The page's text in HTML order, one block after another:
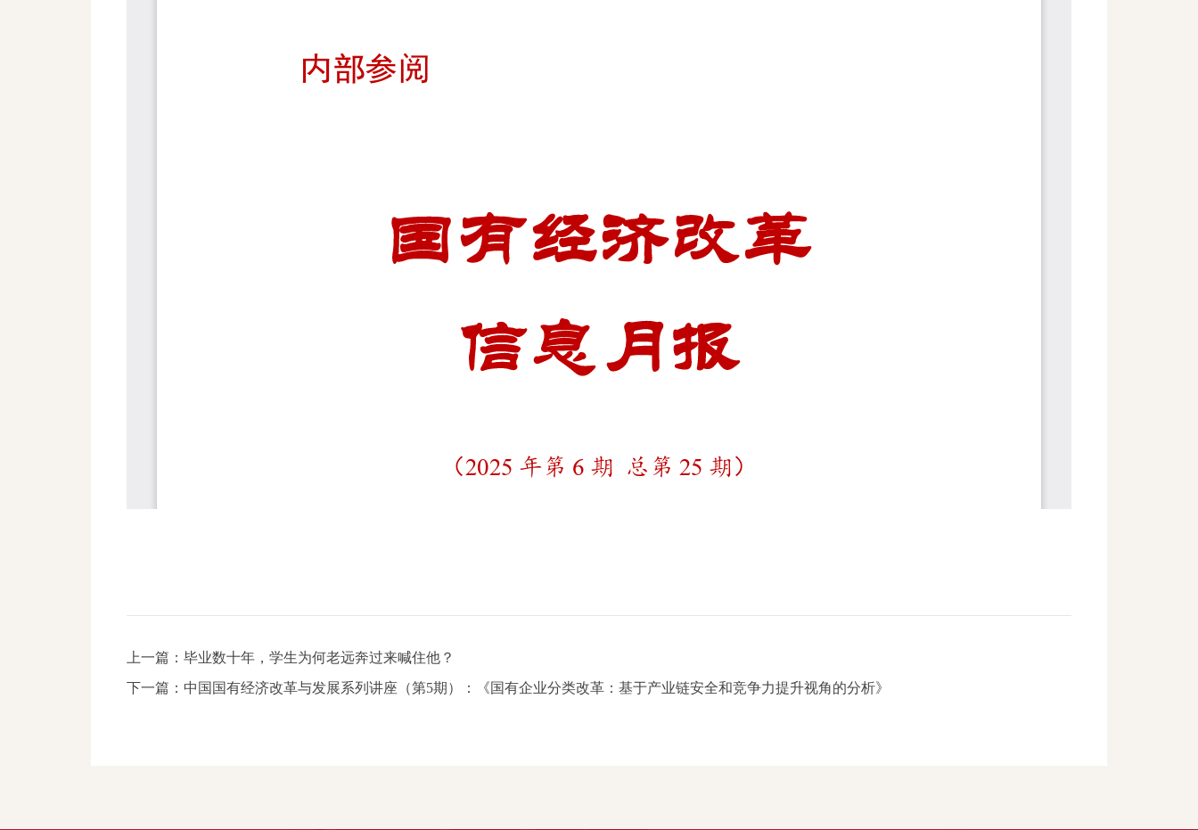
上一篇： 毕业数十年，学生为何老远奔过来喊住他？
下一篇： 中国国有经济改革与发展系列讲座（第5期）：《国有企业分类改革：基于产业链安全和竞争力提升视角的分析》